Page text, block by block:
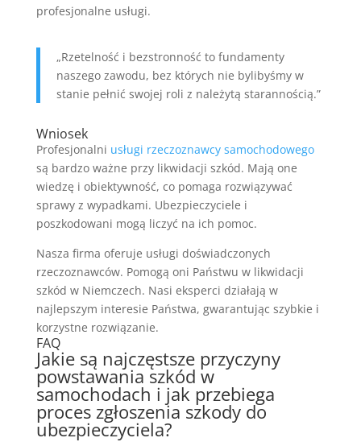
profesjonalne usługi.
„Rzetelność i bezstronność to fundamenty
naszego zawodu, bez których nie bylibyśmy w
stanie pełnić swojej roli z należytą starannością.”
Wniosek
Profesjonalni usługi rzeczoznawcy samochodowego
są bardzo ważne przy likwidacji szkód. Mają one
wiedzę i obiektywność, co pomaga rozwiązywać
sprawy z wypadkami. Ubezpieczyciele i
poszkodowani mogą liczyć na ich pomoc.
Nasza firma oferuje usługi doświadczonych
rzeczoznawców. Pomogą oni Państwu w likwidacji
szkód w Niemczech. Nasi eksperci działają w
najlepszym interesie Państwa, gwarantując szybkie i
korzystne rozwiązanie.
FAQ
Jakie są najczęstsze przyczyny
powstawania szkód w
samochodach i jak przebiega
proces zgłoszenia szkody do
ubezpieczyciela?